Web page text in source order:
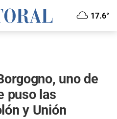
17.6°
uno de
puso las
y Unión